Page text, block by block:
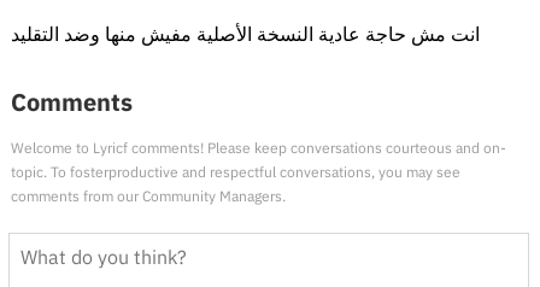
انت مش حاجة عادية النسخة الأصلية مفيش منها وضد التقليد
Comments
Welcome to Lyricf comments! Please keep conversations courteous and on-
topic. To fosterproductive and respectful conversations, you may see
comments from our Community Managers.